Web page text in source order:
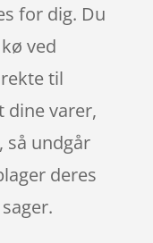
for dig. Du
ved
til
dine varer,
så undgår
deres